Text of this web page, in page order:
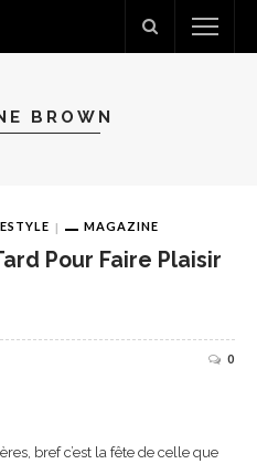
BROWN
MAGAZINE
Pour Faire Plaisir
0
bref c’est la fête de celle que